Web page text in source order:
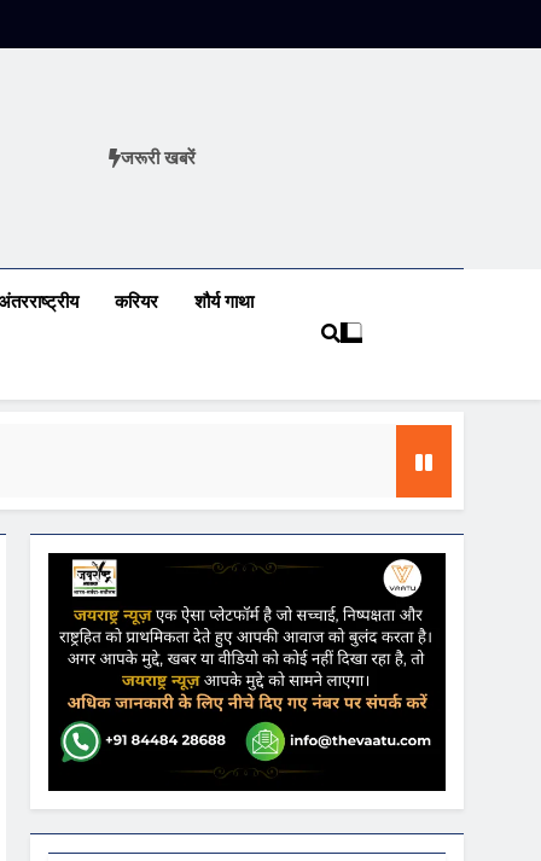
जरूरी खबरें
करियर शौर्य गाथा
की आशंका
कहा- कार्यक्रम से सरकार का कोई संबंध नहीं